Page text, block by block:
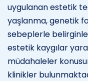
uygulanan estetik
yaşlanma, genetik
sebeplerle
estetik kaygılar
müdahaleler
klinikler